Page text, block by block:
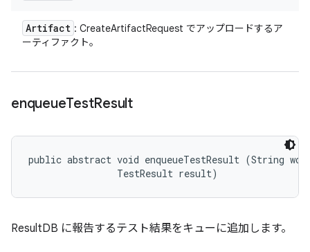
Artifact : CreateArtifactRequest でアップロードするア
ーティファクト。
enqueueTestResult
public abstract void enqueueTestResult (String
                TestResult result)
ResultDB に報告するテスト結果をキューに追加します。